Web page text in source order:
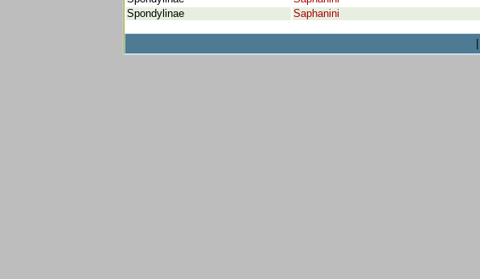
Spondylinae
Saphanini